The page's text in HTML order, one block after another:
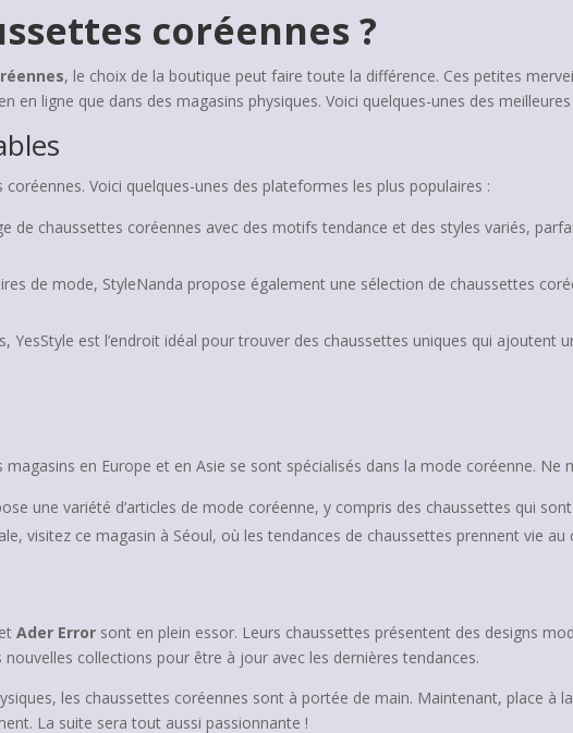
coréennes ?
, le choix de la boutique peut faire toute la différence. Ces petites
en ligne que dans des magasins physiques. Voici quelques-unes des
Voici quelques-unes des plateformes les plus populaires :
de chaussettes coréennes avec des motifs tendance et des styles variés,
de mode, StyleNanda propose également une sélection de chaussettes
YesStyle est l’endroit idéal pour trouver des chaussettes uniques qui ajoutent
en Europe et en Asie se sont spécialisés dans la mode coréenne. Ne
une variété d’articles de mode coréenne, y compris des chaussettes qui
visitez ce magasin à Séoul, où les tendances de chaussettes prennent vie
etAder Error sont en plein essor. Leurs chaussettes présentent des designs
collections pour être à jour avec les dernières tendances.
les chaussettes coréennes sont à portée de main. Maintenant, place à
La suite sera tout aussi passionnante !